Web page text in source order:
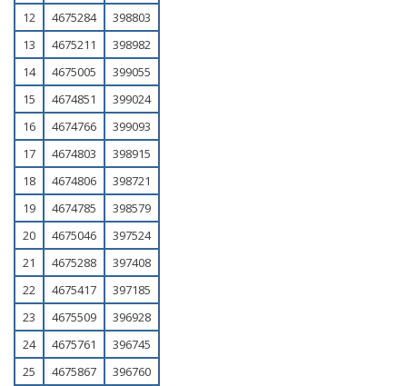
12
4675284
398803
13
4675211
398982
14
4675005
399055
15
4674851
399024
16
4674766
399093
17
4674803
398915
18
4674806
398721
19
4674785
398579
20
4675046
397524
21
4675288
397408
22
4675417
397185
23
4675509
396928
24
4675761
396745
25
4675867
396760